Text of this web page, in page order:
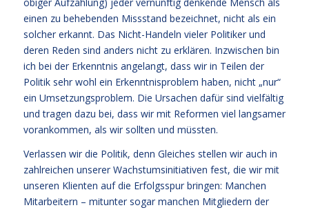
obiger Aufzählung) jeder vernünftig denkende Mensch als
einen zu behebenden Missstand bezeichnet, nicht als ein
solcher erkannt. Das Nicht-Handeln vieler Politiker und
deren Reden sind anders nicht zu erklären. Inzwischen bin
ich bei der Erkenntnis angelangt, dass wir in Teilen der
Politik sehr wohl ein Erkenntnisproblem haben, nicht „nur“
ein Umsetzungsproblem. Die Ursachen dafür sind vielfältig
und tragen dazu bei, dass wir mit Reformen viel langsamer
vorankommen, als wir sollten und müssten.
Verlassen wir die Politik, denn Gleiches stellen wir auch in
zahlreichen unserer Wachstumsinitiativen fest, die wir mit
unseren Klienten auf die Erfolgsspur bringen: Manchen
Mitarbeitern – mitunter sogar manchen Mitgliedern der